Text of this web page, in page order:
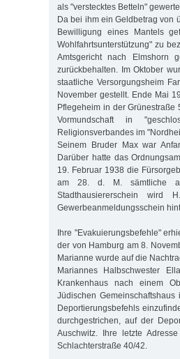
als "verstecktes Betteln"
Da bei ihm ein Geldbetrag von
Bewilligung eines Mantels
Wohlfahrtsunterstützung" zu
Amtsgericht nach Elmshorn
zurückbehalten. Im Oktober
staatliche Versorgungsheim
November gestellt. Ende Mai
Pflegeheim in der Grünestraße
Vormundschaft in
Religionsverbandes im
Seinem Bruder Max war
Darüber hatte das
19. Februar 1938 die
am 28. d. M. sämtliche
Stadthausiererschein
Gewerbeanmeldungsschein
Ihre "Evakuierungsbefehle"
der von Hamburg am 8.
Marianne wurde auf die
Mariannes Halbschwester
Krankenhaus nach einem
Jüdischen
Deportierungsbefehls
durchgestrichen, auf der
Auschwitz. Ihre letzte
Schlachterstraße 40/42.